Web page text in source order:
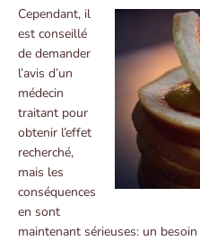
Cependant, il
est conseillé
de demander
l’avis d’un
médecin
traitant pour
obtenir l’effet
recherché,
mais les
conséquences
en sont
maintenant sérieuses: un